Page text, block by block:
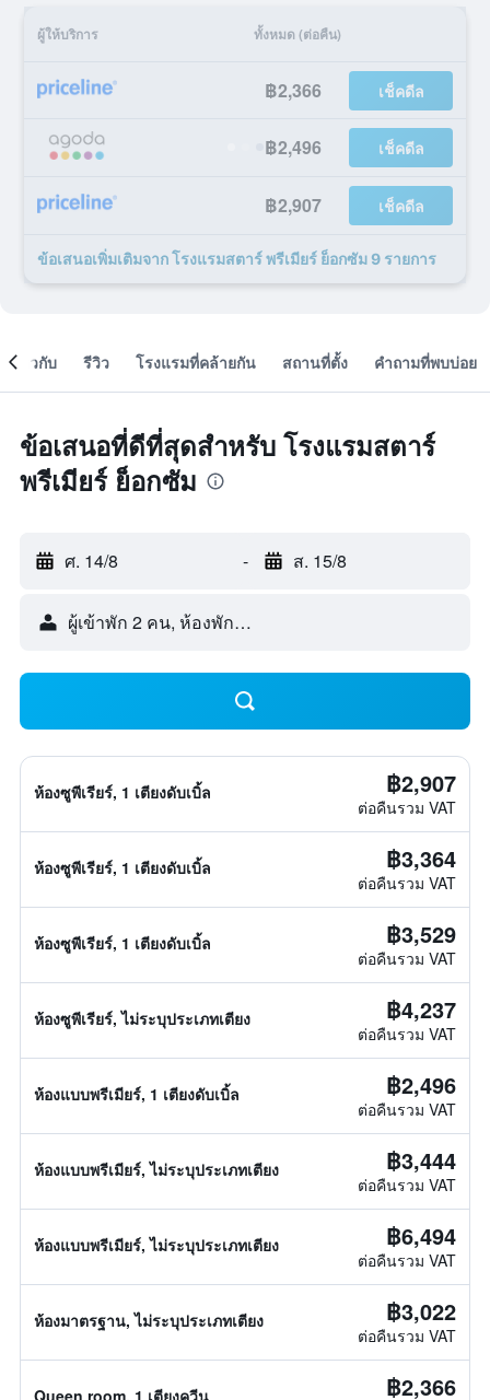
ผู้ให้บริการ ทั้งหมด (ต่อคืน)
฿2,366 เช็คดีล
฿2,496 เช็คดีล
฿2,907 เช็คดีล
ข้อเสนอเพิ่มเติมจาก โรงแรมสตาร์ พรีเมียร์ ย็อกซัม 9 รายการ
เกี่ยวกับ รีวิว โรงแรมที่คล้ายกัน สถานที่ตั้ง คำถามที่พบบ่อย
ข้อเสนอที่ดีที่สุดสำหรับ โรงแรมสตาร์
พรีเมียร์ ย็อกซัม
ศ. 14/8 - ส. 15/8
ผู้เข้าพัก 2 คน, ห้องพัก 1 ห้อง
ห้องซูพีเรียร์, 1 เตียงดับเบิ้ล ฿2,907
ต่อคืนรวม VAT
ห้องซูพีเรียร์, 1 เตียงดับเบิ้ล ฿3,364
ต่อคืนรวม VAT
ห้องซูพีเรียร์, 1 เตียงดับเบิ้ล ฿3,529
ต่อคืนรวม VAT
ห้องซูพีเรียร์, ไม่ระบุประเภทเตียง ฿4,237
ต่อคืนรวม VAT
ห้องแบบพรีเมียร์, 1 เตียงดับเบิ้ล ฿2,496
ต่อคืนรวม VAT
ห้องแบบพรีเมียร์, ไม่ระบุประเภทเตียง ฿3,444
ต่อคืนรวม VAT
ห้องแบบพรีเมียร์, ไม่ระบุประเภทเตียง ฿6,494
ต่อคืนรวม VAT
ห้องมาตรฐาน, ไม่ระบุประเภทเตียง ฿3,022
ต่อคืนรวม VAT
Queen room, 1 เตียงควีน ฿2,366